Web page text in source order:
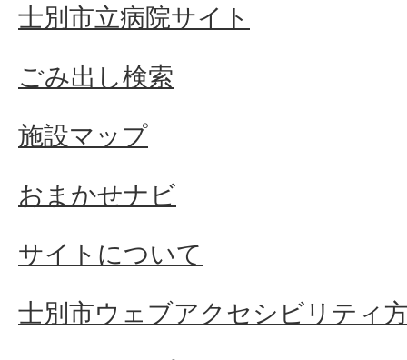
士別市立病院サイト
ごみ出し検索
施設マップ
おまかせナビ
サイトについて
士別市ウェブアクセシビリティ